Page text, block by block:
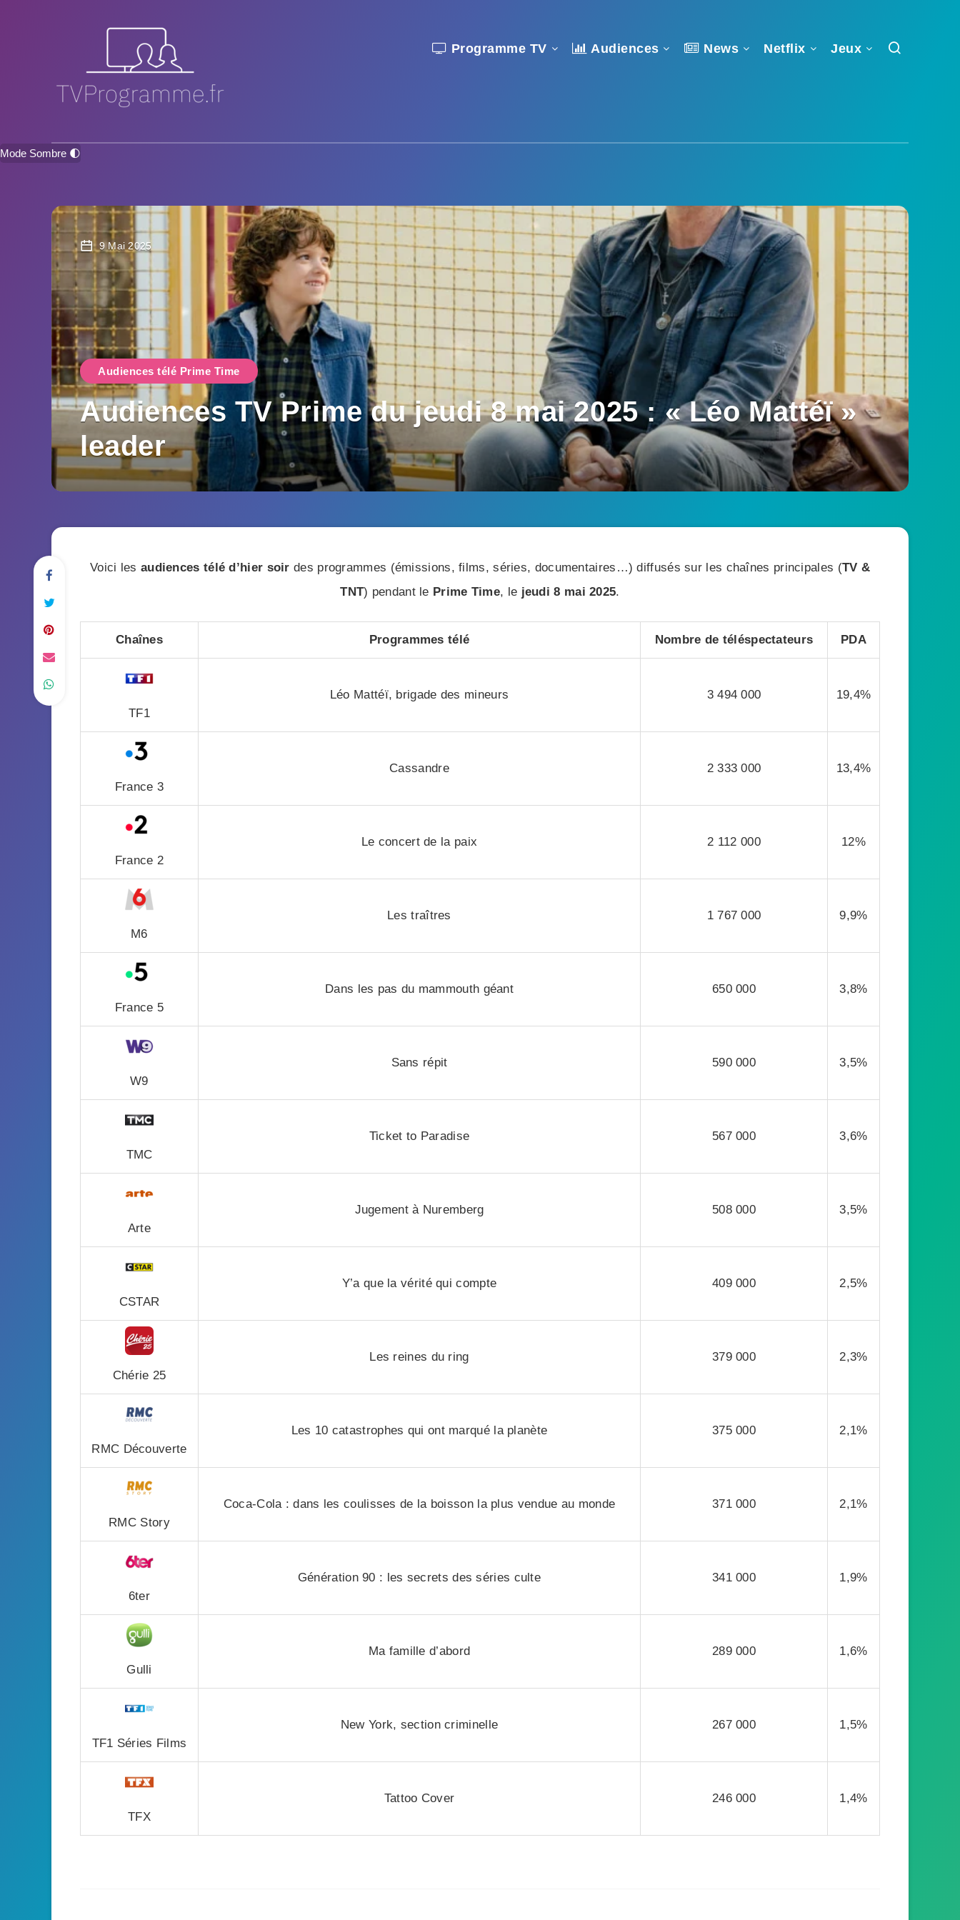
Programme TV Audiences News Netflix Jeux
Mode Sombre 🌓
9 Mai 2025
Audiences télé Prime Time
Audiences TV Prime du jeudi 8 mai 2025 : « Léo Mattéï »
leader
Voici les audiences télé d’hier soir des programmes (émissions, films, séries, documentaires…) diffusés sur les chaînes principales (TV &
TNT) pendant le Prime Time, le jeudi 8 mai 2025.
Chaînes Programmes télé Nombre de téléspectateurs PDA
TF1
Léo Mattéï, brigade des mineurs 3 494 000 19,4%
France 3
Cassandre 2 333 000 13,4%
France 2
Le concert de la paix 2 112 000 12%
M6
Les traîtres 1 767 000 9,9%
France 5
Dans les pas du mammouth géant 650 000 3,8%
W9
Sans répit 590 000 3,5%
TMC
Ticket to Paradise 567 000 3,6%
Arte
Jugement à Nuremberg 508 000 3,5%
CSTAR
Y’a que la vérité qui compte 409 000 2,5%
Chérie 25
Les reines du ring 379 000 2,3%
RMC Découverte
Les 10 catastrophes qui ont marqué la planète 375 000 2,1%
RMC Story
Coca-Cola : dans les coulisses de la boisson la plus vendue au monde 371 000 2,1%
6ter
Génération 90 : les secrets des séries culte 341 000 1,9%
Gulli
Ma famille d’abord 289 000 1,6%
TF1 Séries Films
New York, section criminelle 267 000 1,5%
TFX
Tattoo Cover 246 000 1,4%